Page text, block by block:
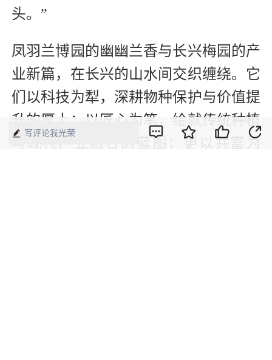
头。”
凤羽兰博园的幽幽兰香与长兴梅园的产
业新篇，在长兴的山水间交织缠绕。它
们以科技为犁，深耕物种保护与价值提
升的厚土；以匠心为笔，绘就传统种植
与现代产业融合的蓝图；更以共富为
写评论我光荣